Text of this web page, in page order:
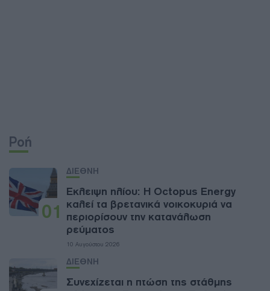
Ροή
01
ΔΙΕΘΝΗ
Έκλειψη ηλίου: Η Octopus Energy
καλεί τα βρετανικά νοικοκυριά να
περιορίσουν την κατανάλωση
ρεύματος
10 Αυγούστου 2026
ΔΙΕΘΝΗ
Συνεχίζεται η πτώση της στάθμης